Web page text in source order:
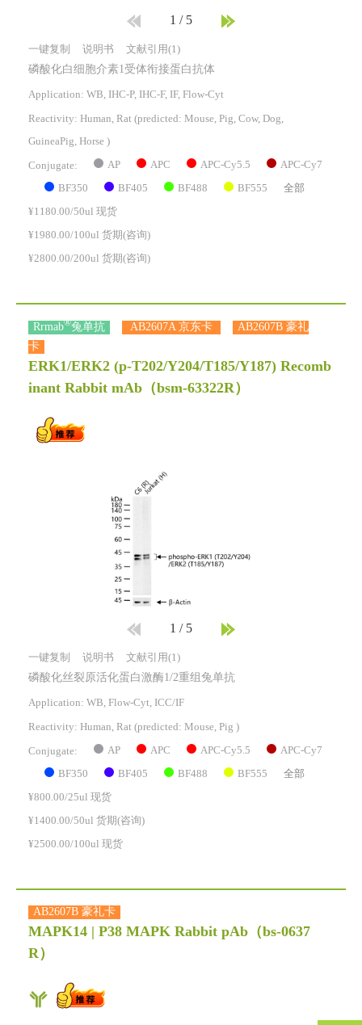
1 / 5
一键复制 说明书 文献引用(1)
磷酸化白细胞介素1受体衔接蛋白抗体
Application: WB, IHC-P, IHC-F, IF, Flow-Cyt
Reactivity: Human, Rat (predicted: Mouse, Pig, Cow, Dog,
GuineaPig, Horse )
Conjugate: AP APC APC-Cy5.5 APC-Cy7
BF350 BF405 BF488 BF555 全部
¥1180.00/50ul 现货
¥1980.00/100ul 货期(咨询)
¥2800.00/200ul 货期(咨询)
Rrmab®兔单抗 AB2607A 京东卡
AB2607B 豪礼
卡
ERK1/ERK2 (p-T202/Y204/T185/Y187) Recomb
inant Rabbit mAb （bsm-63322R）
1 / 5
一键复制 说明书 文献引用(1)
磷酸化丝裂原活化蛋白激酶1/2重组兔单抗
Application: WB, Flow-Cyt, ICC/IF
Reactivity: Human, Rat (predicted: Mouse, Pig )
Conjugate: AP APC APC-Cy5.5 APC-Cy7
BF350 BF405 BF488 BF555 全部
¥800.00/25ul 现货
¥1400.00/50ul 货期(咨询)
¥2500.00/100ul 现货
AB2607B 豪礼卡
MAPK14 | P38 MAPK Rabbit pAb （bs-0637
R）